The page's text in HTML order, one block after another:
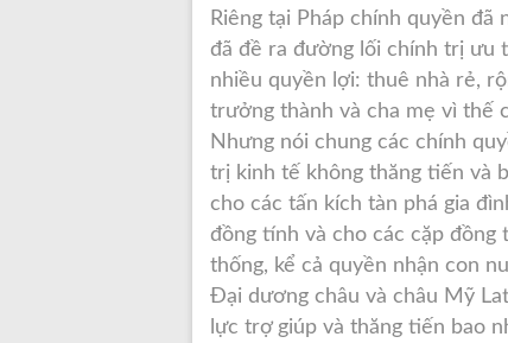
Riêng tại Pháp chính quyền đã
đã đề ra đường lối chính trị ưu
nhiều quyền lợi: thuê nhà rẻ,
trưởng thành và cha mẹ vì thế
Nhưng nói chung các chính
trị kinh tế không thăng tiến và
cho các tấn kích tàn phá gia
đồng tính và cho các cặp đồng
thống, kể cả quyền nhận con
Đại dương châu và châu Mỹ
lực trợ giúp và thăng tiến bao